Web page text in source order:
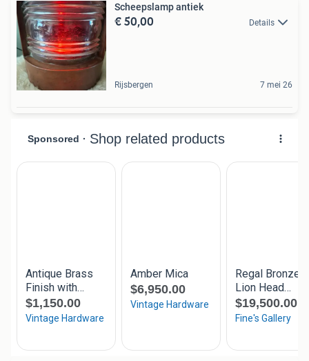
Scheepslamp antiek
€ 50,00 Details
Rijsbergen 7 mei 26